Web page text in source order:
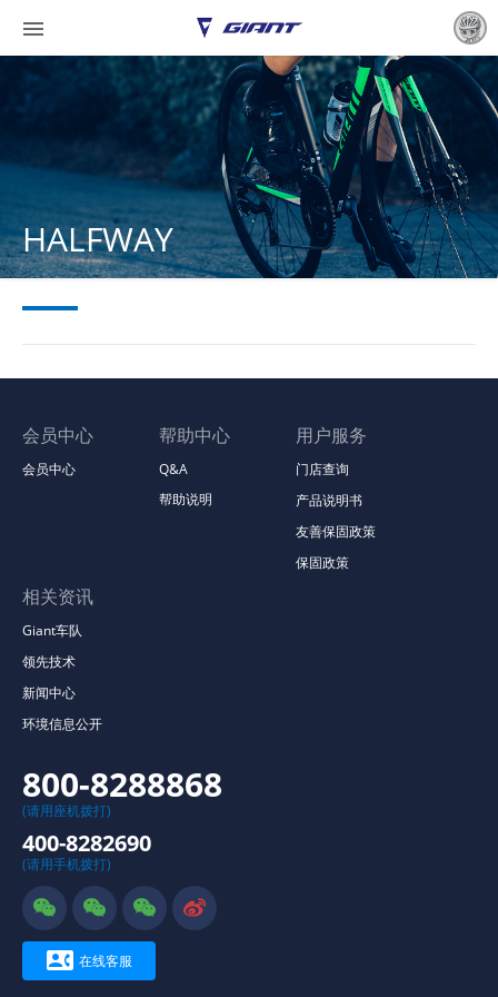

HALFWAY
会员中心
会员中心
帮助中心
Q&A
帮助说明
用户服务
门店查询
产品说明书
友善保固政策
保固政策
相关资讯
Giant车队
领先技术
新闻中心
环境信息公开
800-8288868
(请用座机拨打)
400-8282690
(请用手机拨打)
   
 在线客服